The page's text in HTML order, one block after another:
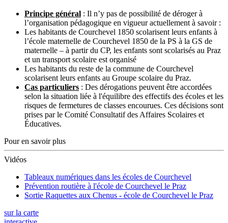
Principe général : Il n’y pas de possibilité de déroger à
l’organisation pédagogique en vigueur actuellement à savoir :
Les habitants de Courchevel 1850 scolarisent leurs enfants à
l’école maternelle de Courchevel 1850 de la PS à la GS de
maternelle – à partir du CP, les enfants sont scolarisés au Praz
et un transport scolaire est organisé
Les habitants du reste de la commune de Courchevel
scolarisent leurs enfants au Groupe scolaire du Praz.
Cas particuliers : Des dérogations peuvent être accordées
selon la situation liée à l'équilibre des effectifs des écoles et les
risques de fermetures de classes encourues. Ces décisions sont
prises par le Comité Consultatif des Affaires Scolaires et
Éducatives.
Pour en savoir plus
Vidéos
Tableaux numériques dans les écoles de Courchevel
Prévention routière à l'école de Courchevel le Praz
Sortie Raquettes aux Chenus - école de Courchevel le Praz
sur la carte